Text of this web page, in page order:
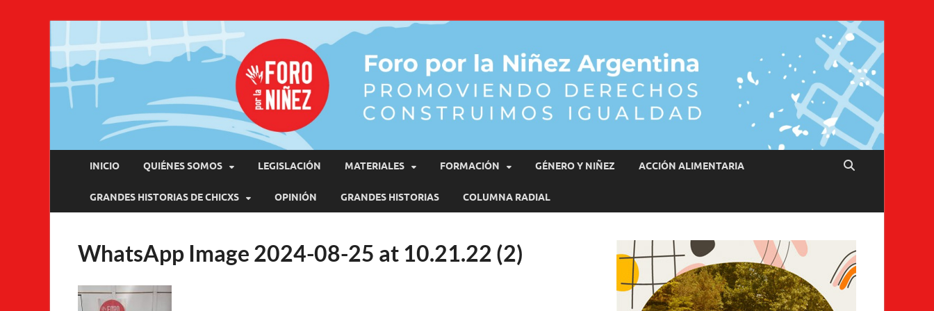
Promoviendo Derechos, Construimos Igualdad
INICIO QUIÉNES SOMOS LEGISLACIÓN MATERIALES FORMACIÓN GÉNERO Y NIÑEZ ACCIÓN ALIMENTARIA
GRANDES HISTORIAS DE CHICXS OPINIÓN GRANDES HISTORIAS COLUMNA RADIAL
WhatsApp Image 2024-08-25 at 10.21.22 (2)